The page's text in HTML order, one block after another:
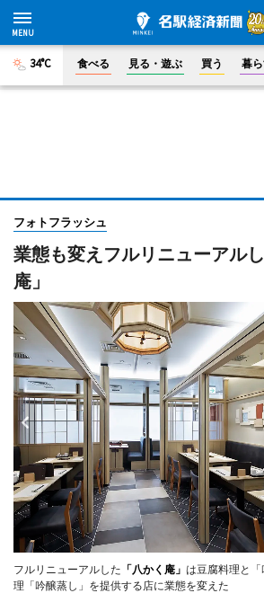
34°C 食べる 見る・遊ぶ 買う 暮
フォトフラッシュ
業態も変えフルリニューアル
庵」
フルリニューアルした 「八かく庵」 は豆腐料理と
理「吟醸蒸し」を提供する店に業態を変えた